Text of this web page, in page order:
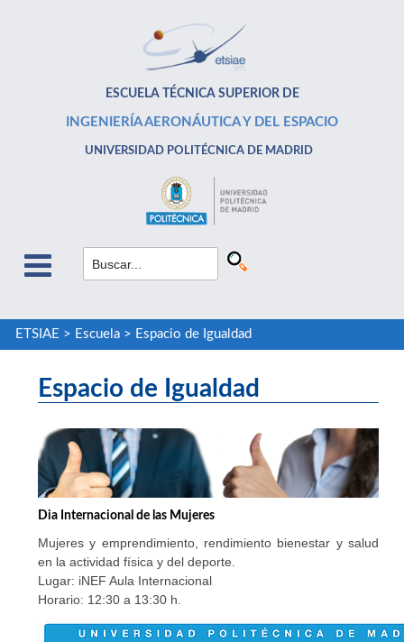
ESCUELA TÉCNICA SUPERIOR DE
INGENIERÍA AERONÁUTICA Y DEL ESPACIO
UNIVERSIDAD POLITÉCNICA DE MADRID
ETSIAE > Escuela> Espacio de Igualdad
Espacio de Igualdad
Dia Internacional de las Mujeres
Mujeres y emprendimiento, rendimiento bienestar y salud
en la actividad física y del deporte.
Lugar: iNEF Aula Internacional
Horario: 12:30 a 13:30 h.